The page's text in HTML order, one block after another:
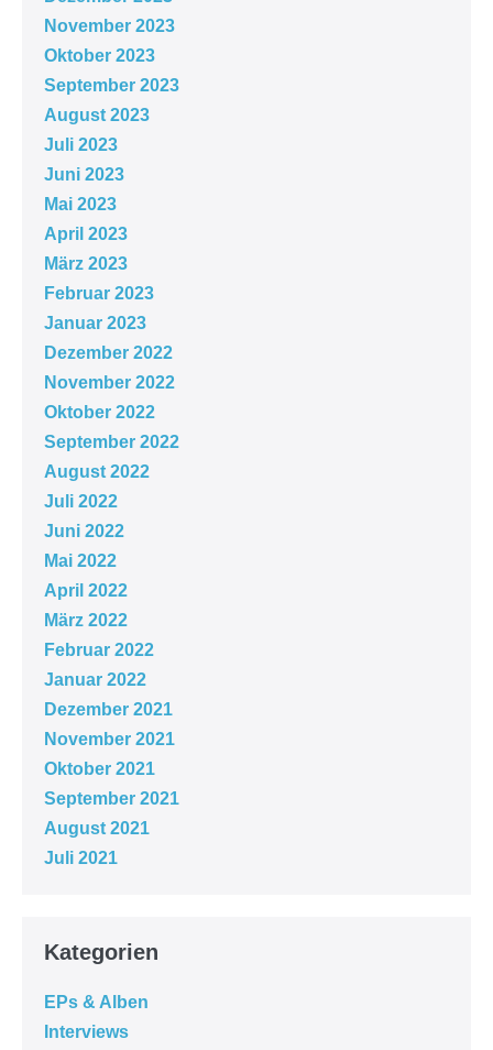
November 2023
Oktober 2023
September 2023
August 2023
Juli 2023
Juni 2023
Mai 2023
April 2023
März 2023
Februar 2023
Januar 2023
Dezember 2022
November 2022
Oktober 2022
September 2022
August 2022
Juli 2022
Juni 2022
Mai 2022
April 2022
März 2022
Februar 2022
Januar 2022
Dezember 2021
November 2021
Oktober 2021
September 2021
August 2021
Juli 2021
Kategorien
EPs & Alben
Interviews